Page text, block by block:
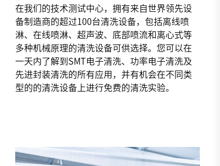
在我们的技术测试中心，拥有来自世界领先设
备制造商的超过100台清洗设备，包括离线喷
淋、在线喷淋、超声波、底部喷流和离心式等
多种机械原理的清洗设备可供选择。您可以在
一天内了解到SMT电子清洗、功率电子清洗及
先进封装清洗的所有应用，并有机会在不同类
型的的清洗设备上进行免费的清洗实验。